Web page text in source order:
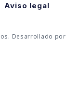
Aviso legal
Desarrollado por